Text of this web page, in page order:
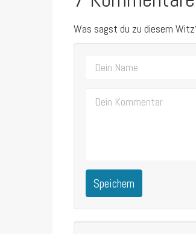
Was sagst du zu diesem
Speichern